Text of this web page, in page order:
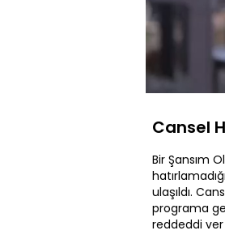
Cansel
Bir Şansım
ulaşıldı.
programa
reddeddi ver